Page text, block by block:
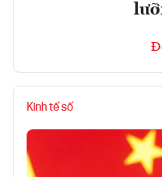
Kinh tế số